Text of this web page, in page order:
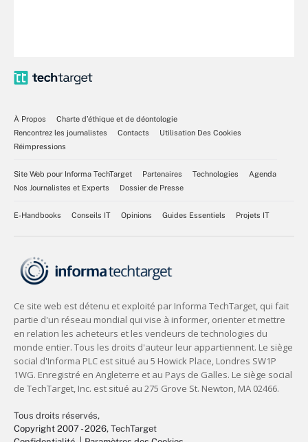
À Propos
Charte d’éthique et de déontologie
Rencontrez les journalistes
Contacts
Utilisation Des Cookies
Réimpressions
Site Web pour Informa TechTarget Partenaires Technologies
Agenda
Nos Journalistes et Experts
Dossier de Presse
E-Handbooks Conseils IT Opinions Guides Essentiels Projets IT
Tous droits réservés,
Copyright 2007 - 2026, TechTarget